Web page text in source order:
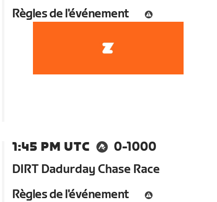
Règles de l'événement
1:45 PM UTC
0-1000
DIRT Dadurday Chase Race
Règles de l'événement